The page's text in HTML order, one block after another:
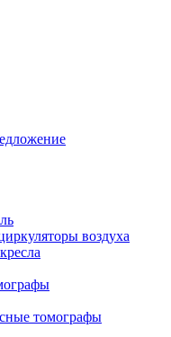
воздуха
томографы